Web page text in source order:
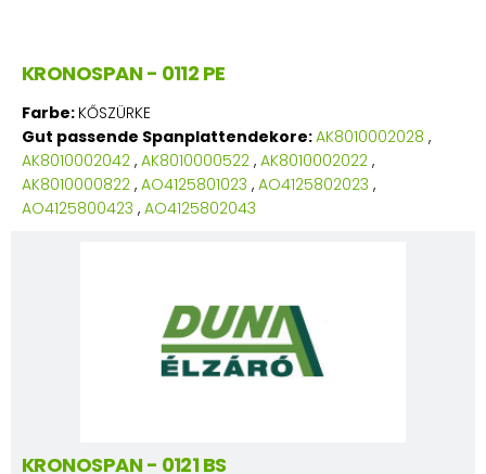
KRONOSPAN - 0112 PE
Farbe: KŐSZÜRKE
Gut passende Spanplattendekore:AK8010002028 ,
AK8010002042 , AK8010000522 , AK8010002022 ,
AK8010000822 , AO4125801023 , AO4125802023 ,
AO4125800423 , AO4125802043
KRONOSPAN - 0121 BS